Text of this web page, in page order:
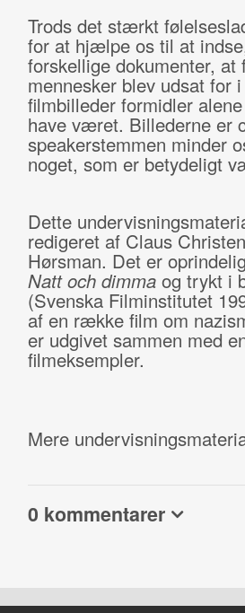
Trods det stærkt
for at hjælpe os til at
forskellige dokumenter,
mennesker blev udsat for
filmbilleder formidler
have været. Billederne er
speakerstemmen minder
noget, som er betydeligt
Dette
redigeret af Claus
Hørsman. Det er
Natt och dimmaog trykt i
(Svenska Filminstitutet
af en række film om
er udgivet sammen med
filmeksempler.
Mere
0 kommentarer